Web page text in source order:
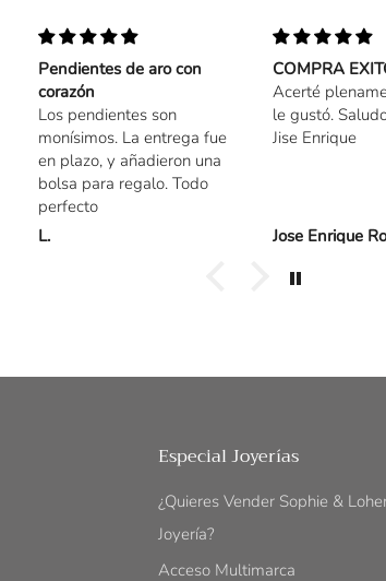
Pendientes de aro con
corazón
Los pendientes son
monísimos. La entrega fue
en plazo, y añadieron una
bolsa para regalo. Todo
perfecto
L.
COMPRA
Acerté
le gustó.
Jise Enrique
Especial Joyerías
¿Quieres Vender Sophie &
Joyería?
Acceso Multimarca